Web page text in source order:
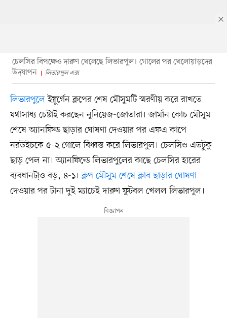
চেলসির বিপক্ষেও দারুণ খেলেছে লিভারপুল। গোলের পর খেলোয়াড়দের
উদ্‌যাপন
লিভারপুল এক্স
লিভারপুলেইয়ুর্গেন ক্লপের শেষ মৌসুমটি স্মরণীয় করে রাখতে
যথাসাধ্য চেষ্টাই করছেন নুনিয়েজ-জোতারা। জার্মান কোচ মৌসুম
শেষে অ্যানফিল্ড ছাড়ার ঘোষণা দেওয়ার পর এফএ কাপে
নরউইচকে ৫-২ গোলে বিধ্বস্ত করে লিভারপুল। চেলসিও এতটুকু
ছাড় পেল না। অ্যানফিল্ডে লিভারপুলের কাছে চেলসির হারের
ব্যবধানটা্ও বড়, ৪-১।ক্লপ মৌসুম শেষে ক্লাব ছাড়ার ঘোষণা
দেওয়ার পর টানা দুই ম্যাচেই দারুণ ফুটবল খেলল লিভারপুল।